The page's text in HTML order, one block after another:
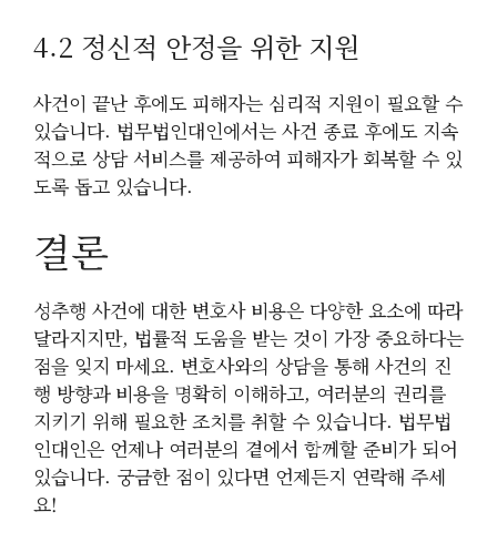
4.2 정신적 안정을 위한 지원
사건이 끝난 후에도 피해자는 심리적 지원이 필요할 수
있습니다. 법무법인대인에서는 사건 종료 후에도 지속
적으로 상담 서비스를 제공하여 피해자가 회복할 수 있
도록 돕고 있습니다.
결론
성추행 사건에 대한 변호사 비용은 다양한 요소에 따라
달라지지만, 법률적 도움을 받는 것이 가장 중요하다는
점을 잊지 마세요. 변호사와의 상담을 통해 사건의 진
행 방향과 비용을 명확히 이해하고, 여러분의 권리를
지키기 위해 필요한 조치를 취할 수 있습니다. 법무법
인대인은 언제나 여러분의 곁에서 함께할 준비가 되어
있습니다. 궁금한 점이 있다면 언제든지 연락해 주세
요!